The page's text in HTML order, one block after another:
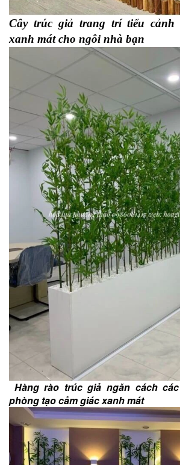
Cây trúc giả trang trí tiểu cảnh
xanh mát cho ngôi nhà bạn
Hàng rào trúc giả ngăn cách
phòng tạo cảm giác xanh mát